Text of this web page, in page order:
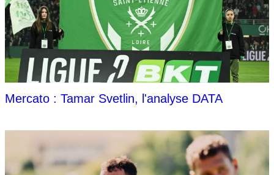
Mercato : Tamar Svetlin, l'analyse DATA